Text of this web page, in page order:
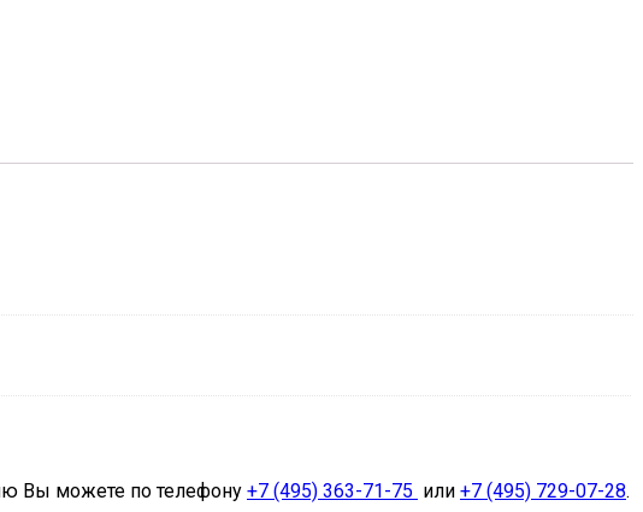
Вы можете по телефону +7 (495) 363-71-75 или +7 (495) 729-07-28.